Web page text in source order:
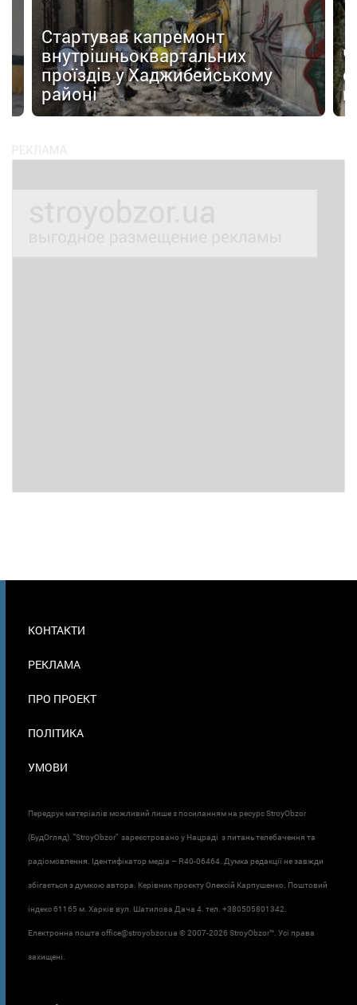
Стартував капремонт
внутрішньоквартальних
проїздів у Хаджибейському
районі
В
КОНТАКТИ
РЕКЛАМА
ПРО ПРОЕКТ
ПОЛІТИКА
УМОВИ
Передрук матеріалів можливий лише з посиланням на ресурс StroyObzor
(БудОгляд). "StroyObzor" зареєстровано у Нацраді з питань телебачення та
радіомовлення. Ідентифікатор медіа – R40-06464. Думка редакції не завжди
збігається з думкою автора. Керівник проєкту Олексій Карпушенко. Поштовий
індекс 61165 м. Харків вул. Шатилова Дача 4. тел. +380505801342.
Електронна пошта office@stroyobzor.ua © 2007-2026 StroyObzor™. Усі права
захищені.